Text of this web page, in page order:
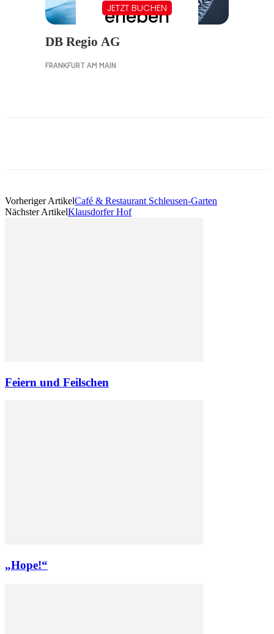
Vorheriger ArtikelCafé & Restaurant Schleusen-Garten
Nächster ArtikelKlausdorfer Hof
Feiern und Feilschen
„Hope!“